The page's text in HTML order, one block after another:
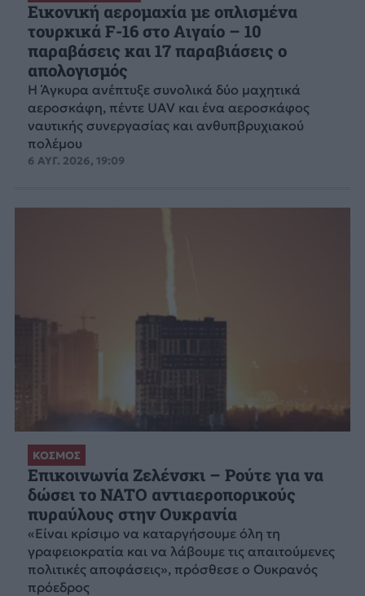
Εικονική αερομαχία με οπλισμένα
τουρκικά F-16 στο Αιγαίο – 10
παραβάσεις και 17 παραβιάσεις ο
απολογισμός
Η Άγκυρα ανέπτυξε συνολικά δύο μαχητικά
αεροσκάφη, πέντε UAV και ένα αεροσκάφος
ναυτικής συνεργασίας και ανθυπβρυχιακού
πολέμου
6 ΑΥΓ. 2026, 19:09
ΚΟΣΜΟΣ
Επικοινωνία Ζελένσκι – Ρούτε για να
δώσει το NATO αντιαεροπορικούς
πυραύλους στην Ουκρανία
«Είναι κρίσιμο να καταργήσουμε όλη τη
γραφειοκρατία και να λάβουμε τις απαιτούμενες
πολιτικές αποφάσεις», πρόσθεσε ο Ουκρανός
πρόεδρος